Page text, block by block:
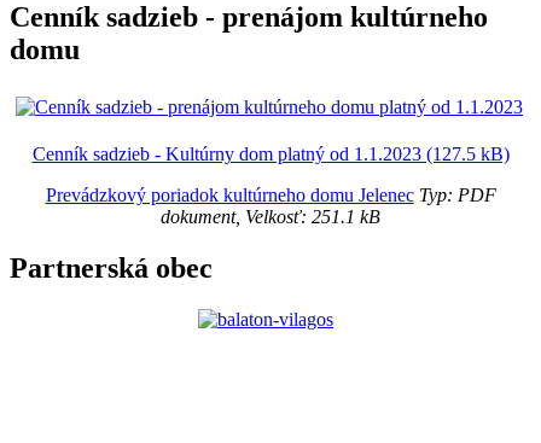
Cenník sadzieb - prenájom kultúrneho
domu
Cenník sadzieb - Kultúrny dom platný od 1.1.2023 (127.5 kB)
Prevádzkový poriadok kultúrneho domu JelenecTyp: PDF
dokument, Velkosť: 251.1 kB
Partnerská obec